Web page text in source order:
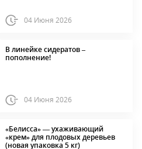
04 Июня 2026
В линейке сидератов –
пополнение!
04 Июня 2026
«Белисса» — ухаживающий
«крем» для плодовых деревьев
(новая упаковка 5 кг)